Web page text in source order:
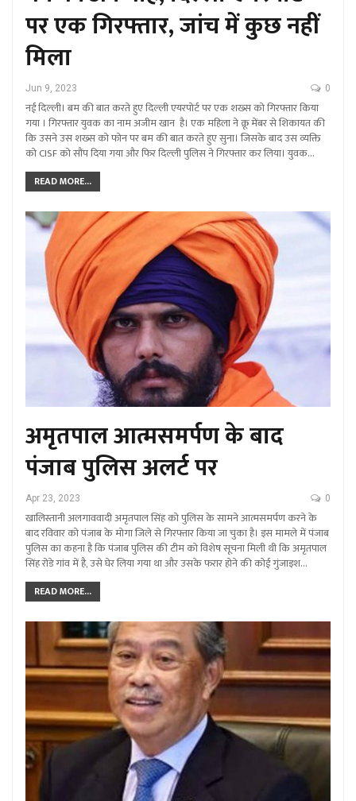
पर एक गिरफ्तार, जांच में कुछ नहीं
मिला
Jun 9, 2023 0
नई दिल्ली। बम की बात करते हुए दिल्ली एयरपोर्ट पर एक शख्स को गिरफ्तार किया
गया । गिरफ्तार युवक का नाम अजीम खान है। एक महिला ने क्रू मेंबर से शिकायत की
कि उसने उस शख्स को फोन पर बम की बात करते हुए सुना। जिसके बाद उस व्यक्ति
को CISF को सौंप दिया गया और फिर दिल्ली पुलिस ने गिरफ्तार कर लिया। युवक…
READ MORE...
अमृतपाल आत्मसमर्पण के बाद
पंजाब पुलिस अलर्ट पर
Apr 23, 2023 0
खालिस्तानी अलगाववादी अमृतपाल सिंह को पुलिस के सामने आत्मसमर्पण करने के
बाद रविवार को पंजाब के मोगा जिले से गिरफ्तार किया जा चुका है। इस मामले में पंजाब
पुलिस का कहना है कि पंजाब पुलिस की टीम को विशेष सूचना मिली थी कि अमृतपाल
सिंह रोडे गांव में है, उसे घेर लिया गया था और उसके फरार होने की कोई गुंजाइश…
READ MORE...